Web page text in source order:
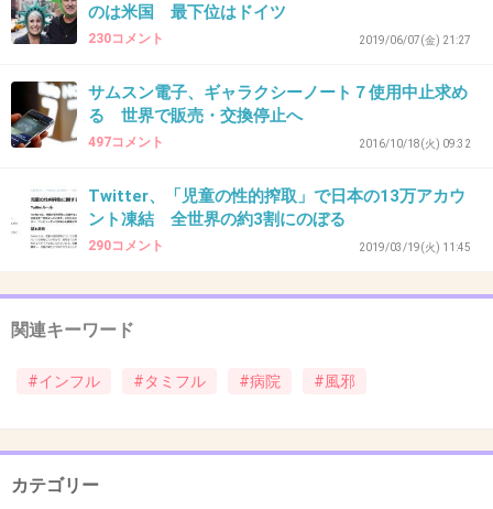
よ～
37. 匿名 2019/05/31(金) 08:22:11
風邪は薬で治ってるのか単純に日にちが経った
から治ってるのかわからない所ではある
ど
のは米国 最下位はドイツ
230コメント 2019/06/07(金) 21:27
サムスン電子、ギャラクシーノート７使用中止求め
る 世界で販売・交換停止へ
497コメント 2016/10/18(火) 09:32
Twitter、「児童の性的搾取」で日本の13万アカウ
ント凍結 全世界の約3割にのぼる
290コメント 2019/03/19(火) 11:45
関連キーワード
#インフル #タミフル #病院 #風邪
カテゴリー